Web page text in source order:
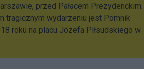
przed Pałacem Prezydenckim.
tragicznym wydarzeniu jest Pomnik
roku na placu Józefa Piłsudskiego w